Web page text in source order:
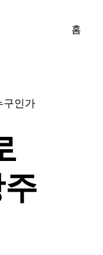
홈
구인가